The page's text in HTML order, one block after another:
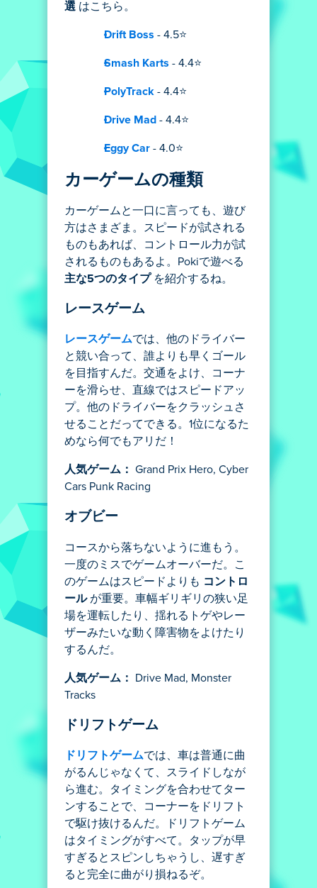
選 はこちら。
Drift Boss - 4.5⭐
Smash Karts - 4.4⭐
PolyTrack - 4.4⭐
Drive Mad - 4.4⭐
Eggy Car - 4.0⭐
カーゲームの種類
カーゲームと一口に言っても、遊び
方はさまざま。スピードが試される
ものもあれば、コントロール力が試
されるものもあるよ。Pokiで遊べる
主な5つのタイプを紹介するね。
レースゲーム
レースゲームでは、他のドライバー
と競い合って、誰よりも早くゴール
を目指すんだ。交通をよけ、コーナ
ーを滑らせ、直線ではスピードアッ
プ。他のドライバーをクラッシュさ
せることだってできる。1位になるた
めなら何でもアリだ！
人気ゲーム：
Grand Prix Hero, Cyber
Cars Punk Racing
オブビー
コースから落ちないように進もう。
一度のミスでゲームオーバーだ。こ
のゲームはスピードよりも コントロ
ールが重要。車幅ギリギリの狭い足
場を運転したり、揺れるトゲやレー
ザーみたいな動く障害物をよけたり
するんだ。
人気ゲーム：
Drive Mad, Monster
Tracks
ドリフトゲーム
ドリフトゲームでは、車は普通に曲
がるんじゃなくて、スライドしなが
ら進む。タイミングを合わせてター
ンすることで、コーナーをドリフト
で駆け抜けるんだ。ドリフトゲーム
はタイミングがすべて。タップが早
すぎるとスピンしちゃうし、遅すぎ
ると完全に曲がり損ねるぞ。